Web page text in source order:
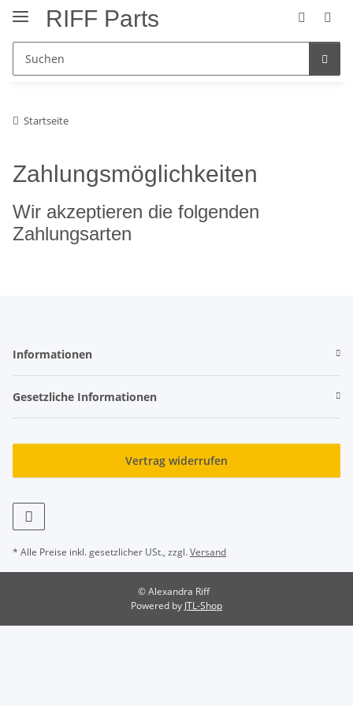
RIFF Parts
Startseite
Zahlungsmöglichkeiten
Wir akzeptieren die folgenden
Zahlungsarten
Informationen
Gesetzliche Informationen
Vertrag widerrufen
* Alle Preise inkl. gesetzlicher USt., zzgl.Versand
© Alexandra Riff
Powered by JTL-Shop